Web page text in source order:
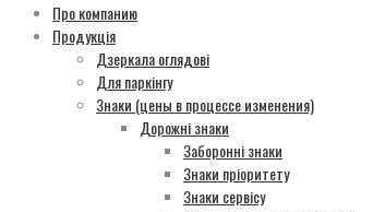
Про компанию
Продукція
Дзеркала оглядові
Для паркінгу
Знаки (цены в процессе изменения)
Дорожні знаки
Заборонні знаки
Знаки пріоритету
Знаки сервісу